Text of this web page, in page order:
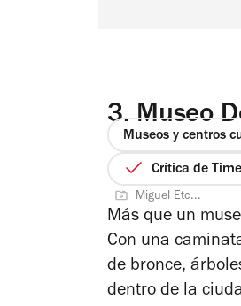
3. Museo
Museos y centros
Crítica de
Miguel Etc...
Más que un
Con una
de bronce,
dentro de la